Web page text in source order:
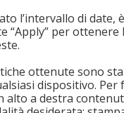
l’intervallo di date,
“Apply” per ottenere
ottenute sono
dispositivo. Per
alto a destra